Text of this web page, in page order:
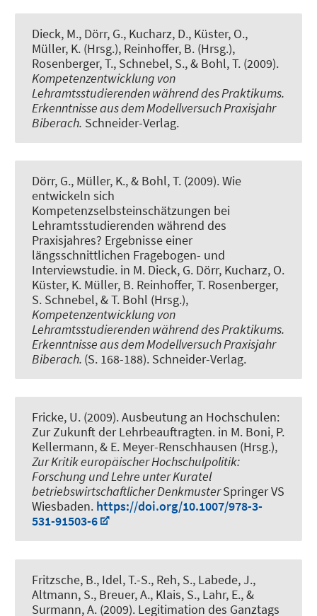
Dieck, M., Dörr, G., Kucharz, D., Küster, O.,
Müller, K. (Hrsg.), Reinhoffer, B. (Hrsg.),
Rosenberger, T., Schnebel, S., & Bohl, T. (2009).
Kompetenzentwicklung von
Lehramtsstudierenden während des Praktikums.
Erkenntnisse aus dem Modellversuch Praxisjahr
Biberach. Schneider-Verlag.
Dörr, G., Müller, K., & Bohl, T. (2009).Wie
entwickeln sich
Kompetenzselbsteinschätzungen bei
Lehramtsstudierenden während des
Praxisjahres? Ergebnisse einer
längsschnittlichen Fragebogen- und
Interviewstudie. in M. Dieck, G. Dörr, Kucharz, O.
Küster, K. Müller, B. Reinhoffer, T. Rosenberger,
S. Schnebel, & T. Bohl (Hrsg.),
Kompetenzentwicklung von
Lehramtsstudierenden während des Praktikums.
Erkenntnisse aus dem Modellversuch Praxisjahr
Biberach. (S. 168-188). Schneider-Verlag.
Fricke, U. (2009).Ausbeutung an Hochschulen:
Zur Zukunft der Lehrbeauftragten. in M. Boni, P.
Kellermann, & E. Meyer-Renschhausen (Hrsg.),
Zur Kritik europäischer Hochschulpolitik:
Forschung und Lehre unter Kuratel
betriebswirtschaftlicher DenkmusterSpringer VS
Wiesbaden. https://doi.org/10.1007/978-3-
531-91503-6
Fritzsche, B., Idel, T.-S., Reh, S., Labede, J.,
Altmann, S., Breuer, A., Klais, S., Lahr, E., &
Surmann, A. (2009). Legitimation des Ganztags